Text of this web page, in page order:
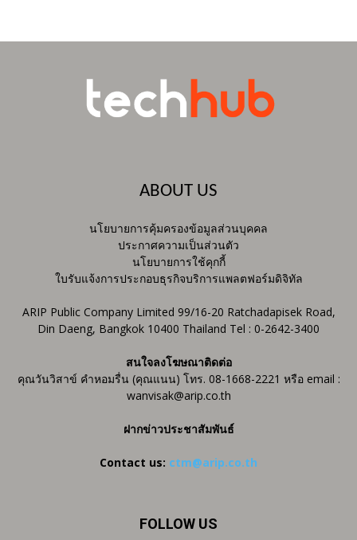
ABOUT US
นโยบายการคุ้มครองข้อมูลส่วนบุคคล
ประกาศความเป็นส่วนตัว
นโยบายการใช้คุกกี้
ใบรับแจ้งการประกอบธุรกิจบริการแพลตฟอร์มดิจิทัล
ARIP Public Company Limited 99/16-20 Ratchadapisek Road,
Din Daeng, Bangkok 10400 Thailand Tel : 0-2642-3400
สนใจลงโฆษณาติดต่อ
คุณวันวิสาข์ คำหอมรื่น (คุณแนน) โทร. 08-1668-2221 หรือ email :
wanvisak@arip.co.th
ฝากข่าวประชาสัมพันธ์
Contact us: ctm@arip.co.th
FOLLOW US